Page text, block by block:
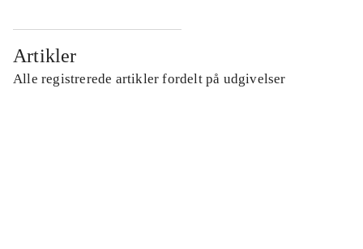
Artikler
Alle registrerede artikler fordelt på udgivelser